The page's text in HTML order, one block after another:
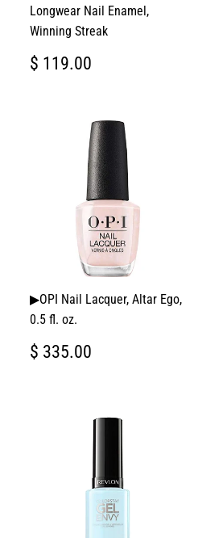
Longwear Nail Enamel,
Winning Streak
PRECIO
HABITUAL
$ 119.00
▶OPI Nail Lacquer, Altar Ego,
0.5 fl. oz.
PRECIO
HABITUAL
$ 335.00